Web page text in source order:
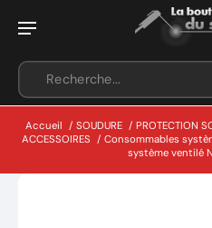
Accueil / SOUDURE / PROTECTION
ACCESSOIRES / Consommables
système ventilé